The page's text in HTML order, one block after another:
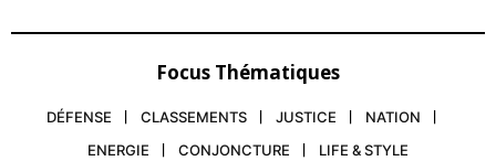
Focus Thématiques
DÉFENSE CLASSEMENTS JUSTICE
NATION
ENERGIE
CONJONCTURE LIFE & STYLE